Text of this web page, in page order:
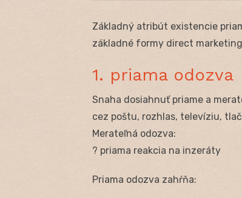
Základný atribút existencie
základné formy direct
1. priama odozva
Snaha dosiahnuť priame a
cez poštu, rozhlas, televíziu,
Merateľná odozva:
? priama reakcia na inzeráty
Priama odozva zahŕňa: